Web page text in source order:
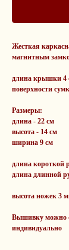
Жесткая
магнитным
длина крышки 4
поверхности
Размеры:
длина - 22 см
высота - 14 см
ширина 9 см
длина короткой
длина длинной
высота ножек 3
Вышивку можно
индивидуально